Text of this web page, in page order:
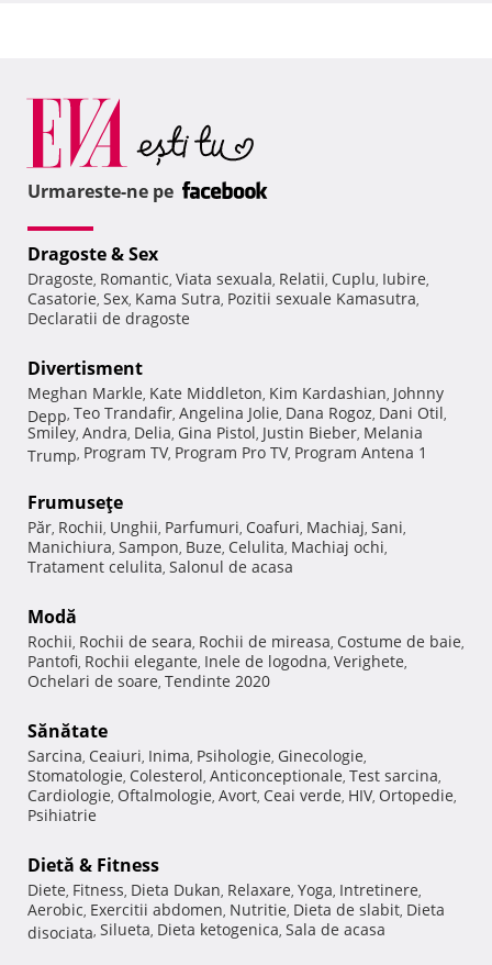
Urmareste-ne pe
Dragoste & Sex
Dragoste, Romantic, Viata sexuala, Relatii, Cuplu, Iubire,
Casatorie, Sex, Kama Sutra, Pozitii sexuale Kamasutra,
Declaratii de dragoste
Divertisment
Meghan Markle, Kate Middleton, Kim Kardashian, Johnny
Depp, Teo Trandafir, Angelina Jolie, Dana Rogoz, Dani Otil,
Smiley, Andra, Delia, Gina Pistol, Justin Bieber, Melania
Trump, Program TV, Program Pro TV, Program Antena 1
Frumuseţe
Păr, Rochii, Unghii, Parfumuri, Coafuri, Machiaj, Sani,
Manichiura, Sampon, Buze, Celulita, Machiaj ochi,
Tratament celulita, Salonul de acasa
Modă
Rochii, Rochii de seara, Rochii de mireasa, Costume de baie,
Pantofi, Rochii elegante, Inele de logodna, Verighete,
Ochelari de soare, Tendinte 2020
Sănătate
Sarcina, Ceaiuri, Inima, Psihologie, Ginecologie,
Stomatologie, Colesterol, Anticonceptionale, Test sarcina,
Cardiologie, Oftalmologie, Avort, Ceai verde, HIV, Ortopedie,
Psihiatrie
Dietă & Fitness
Diete, Fitness, Dieta Dukan, Relaxare, Yoga, Intretinere,
Aerobic, Exercitii abdomen, Nutritie, Dieta de slabit, Dieta
disociata, Silueta, Dieta ketogenica, Sala de acasa